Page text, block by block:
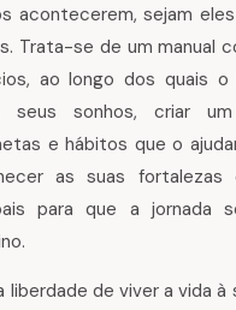
acontecerem, sejam
Trata-se de um manual
ao longo dos quais
seus sonhos, criar
e hábitos que o
as suas
para que a jornada
liberdade de viver a vida à